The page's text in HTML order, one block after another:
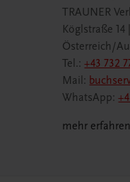
TRAUNER
Köglstraße 14
Österreich/
Tel.:+43 732
Mail:
WhatsApp:
mehr erfahren